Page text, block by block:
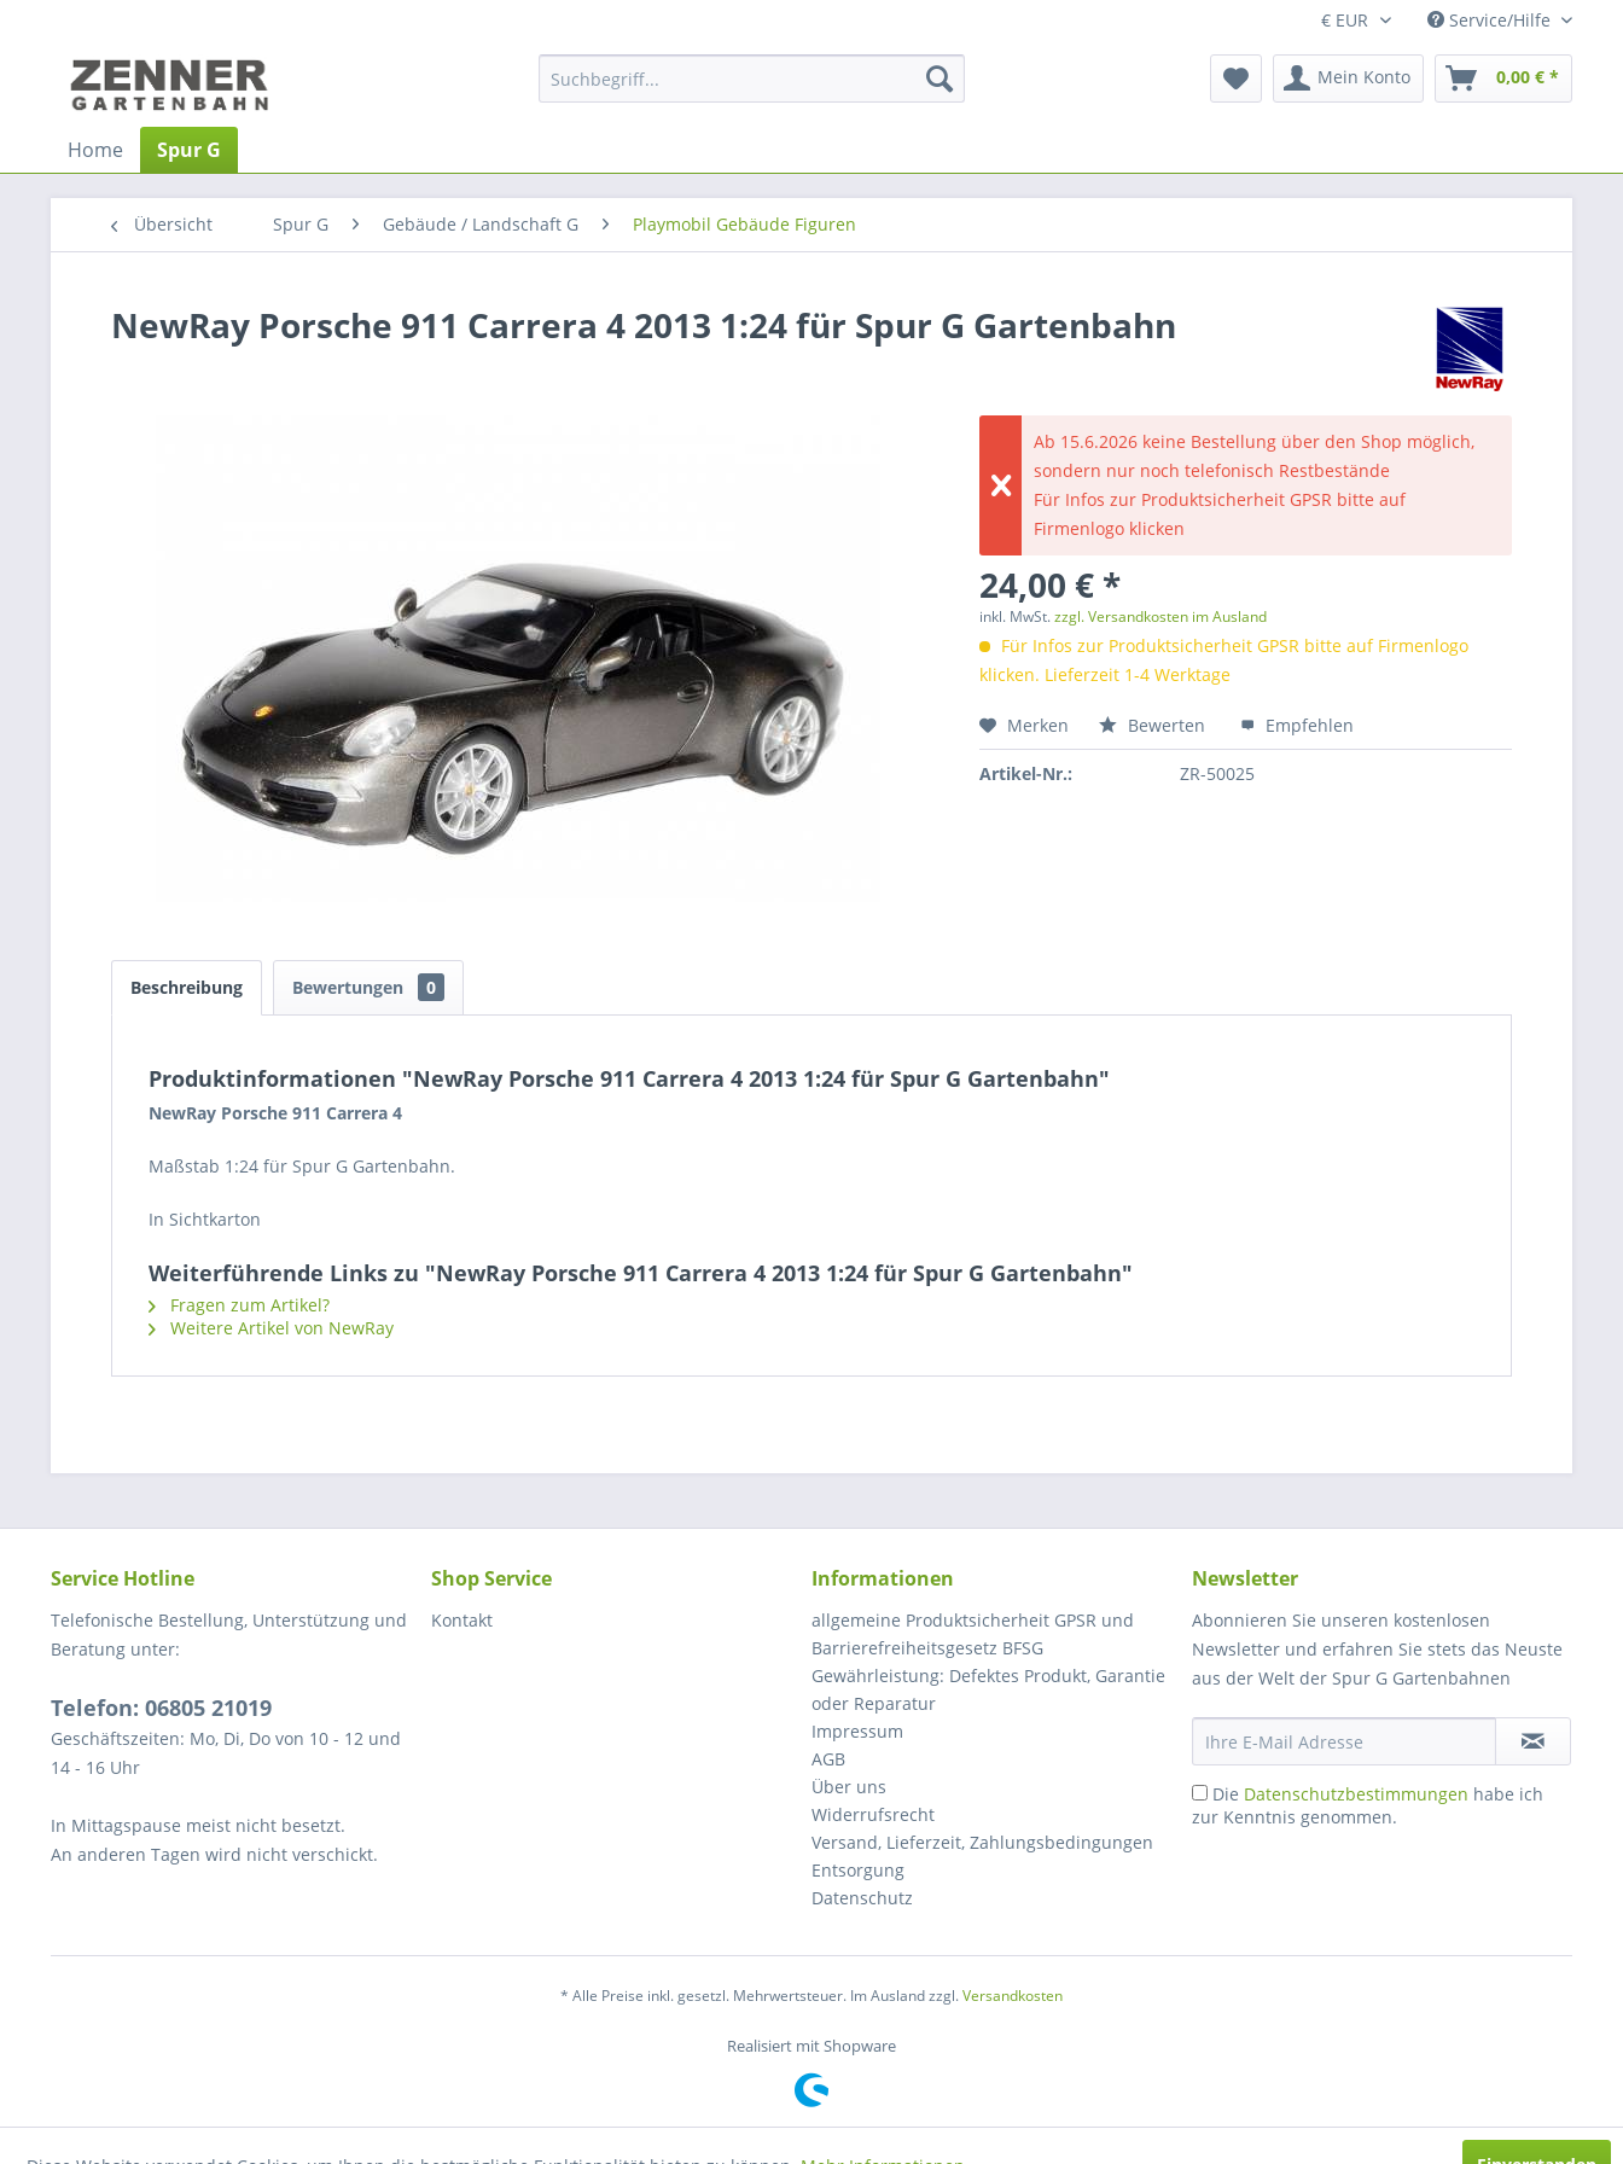
Service/Hilfe
Mein Konto 0,00 € *
Home Spur G
Übersicht Spur G Gebäude / Landsc​haft G Playmobil Gebäude Figuren
NewRay Porsche 911 Carrera 4 2013 1:24 für Spur G Gartenbahn
Ab 15.6.2026 keine Bestellung über den Shop möglich,
sondern nur noch telefonisch Restbestände
Für Infos zur Produktsicherheit GPSR bitte auf
Firmenlogo klicken
24,00 € *
inkl. MwSt.zzgl. Versandkosten im Ausland
Für Infos zur Produktsicherheit GPSR bitte auf Firmenlogo
klicken. Lieferzeit 1-4 Werktage
Merken Bewerten Empfehlen
Artikel-Nr.: ZR-50025
Beschreibung Bewertungen 0
Produktinformationen "NewRay Porsche 911 Carrera 4 2013 1:24 für Spur G Gartenbahn"
NewRay Porsche 911 Carrera 4
Maßstab 1:24 für Spur G Gartenbahn.
In Sichtkarton
Weiterführende Links zu "NewRay Porsche 911 Carrera 4 2013 1:24 für Spur G Gartenbahn"
Fragen zum Artikel?
Weitere Artikel von NewRay
Service Hotline
Telefonische Bestellung, Unterstützung und
Beratung unter:
Telefon: 06805 21019
Geschäftszeiten: Mo, Di, Do von 10 - 12 und
14 - 16 Uhr
In Mittagspause meist nicht besetzt.
An anderen Tagen wird nicht verschickt.
Shop Service
Kontakt
Informationen
allgemeine Produktsicherheit GPSR und
Barrierefreiheitsgesetz BFSG
Gewährleistung: Defektes Produkt, Garantie
oder Reparatur
Impressum
AGB
Über uns
Widerrufsrecht
Versand, Lieferzeit, Zahlungsbedingungen
Entsorgung
Datenschutz
Newsletter
Abonnieren Sie unseren kostenlosen
Newsletter und erfahren Sie stets das Neuste
aus der Welt der Spur G Gartenbahnen
Die Datenschutzbestimmungen habe ich
zur Kenntnis genommen.
* Alle Preise inkl. gesetzl. Mehrwertsteuer. Im Ausland zzgl.Versandkosten
Realisiert mit Shopware